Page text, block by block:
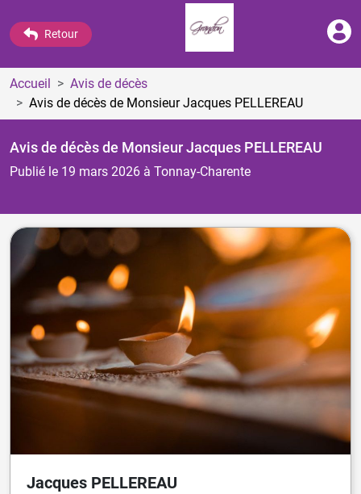
Retour
Accueil
Avis de décès
Avis de décès de Monsieur Jacques PELLEREAU
Avis de décès de Monsieur Jacques PELLEREAU
Publié le 19 mars 2026 à Tonnay-Charente
Jacques PELLEREAU